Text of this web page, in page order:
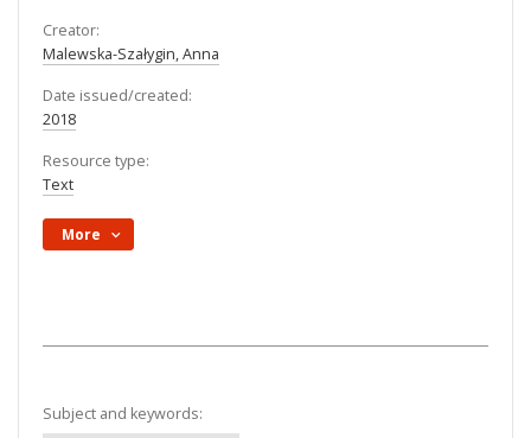
Creator:
Malewska-Szałygin, Anna
Date issued/created:
2018
Resource type:
Text
More
Subject and keywords: